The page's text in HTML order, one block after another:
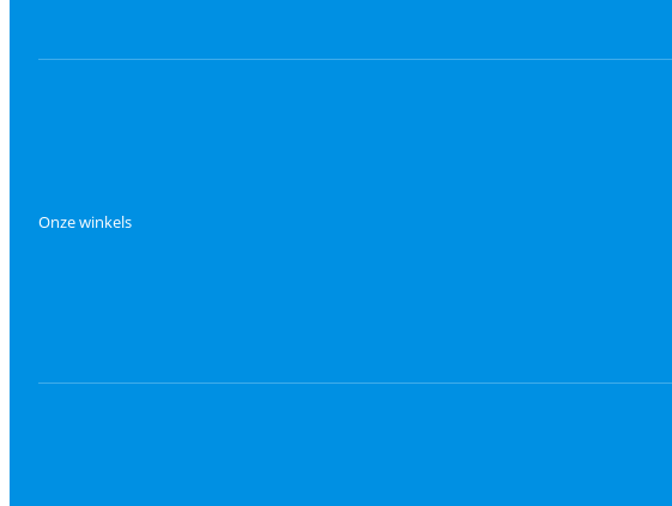
Onze winkels